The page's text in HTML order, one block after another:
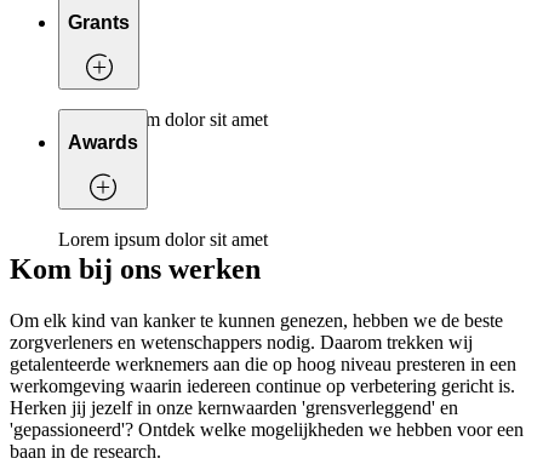
Grants
Lorem ipsum dolor sit amet
Awards
Lorem ipsum dolor sit amet
Kom bij ons werken
Om elk kind van kanker te kunnen genezen, hebben we de beste
zorgverleners en wetenschappers nodig. Daarom trekken wij
getalenteerde werknemers aan die op hoog niveau presteren in een
werkomgeving waarin iedereen continue op verbetering gericht is.
Herken jij jezelf in onze kernwaarden 'grensverleggend' en
'gepassioneerd'? Ontdek welke mogelijkheden we hebben voor een
baan in de research.